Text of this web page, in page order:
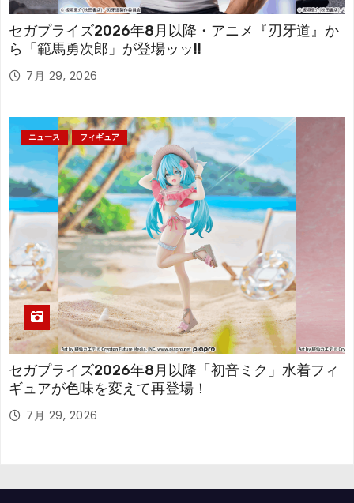
セガプライズ2026年8月以降・アニメ『刃牙道』か
ら「範馬勇次郎」が登場ッッ!!
7月 29, 2026
ニュース フィギュア
セガプライズ2026年8月以降「初音ミク」水着フィ
ギュアが色味を変えて再登場！
7月 29, 2026